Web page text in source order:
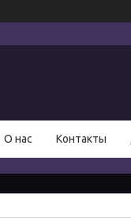
О нас Контакты